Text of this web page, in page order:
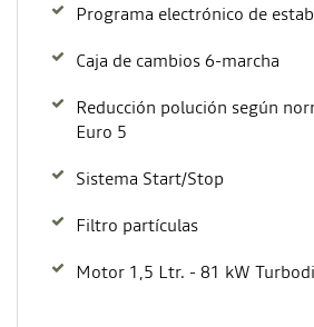
Programa electrónico de
Caja de cambios 6-marcha
Reducción polución según
Euro 5
Sistema Start/Stop
Filtro partículas
Motor 1,5 Ltr. - 81 kW